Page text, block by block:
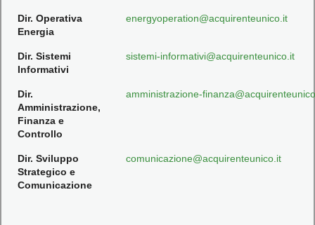
Dir. Operativa
Energia
energyoperation@acquirenteunico.it
Dir. Sistemi
Informativi
sistemi-informativi@acquirenteunico.it
Dir.
Amministrazione,
Finanza e
Controllo
amministrazione-
Dir. Sviluppo
Strategico e
Comunicazione
comunicazione@acquirenteunico.it